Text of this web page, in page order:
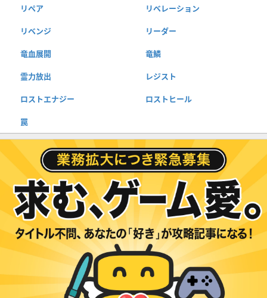
リペア リベレーション
リベンジ リーダー
竜血展開 竜鱗
霊力放出 レジスト
ロストエナジー ロストヒール
罠